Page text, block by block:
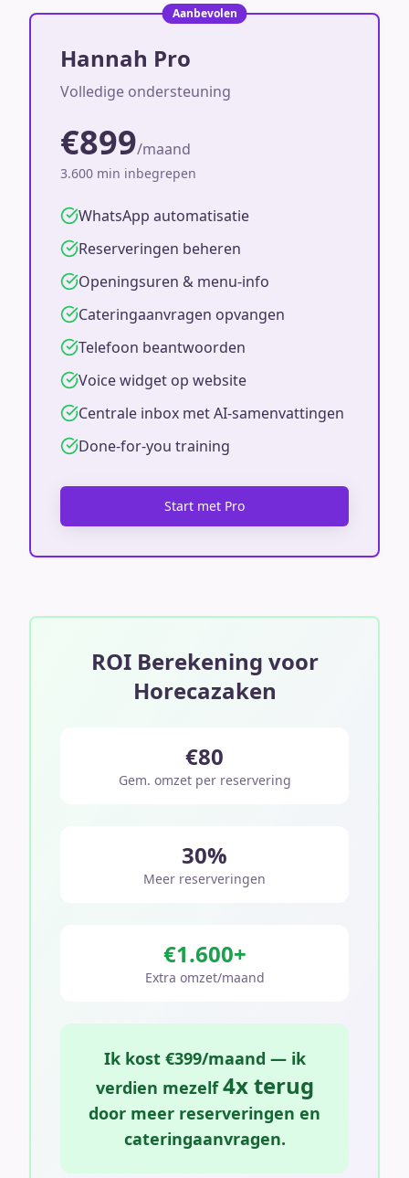
Aanbevolen
Hannah Pro
Volledige ondersteuning
€899/maand
3.600 min inbegrepen
WhatsApp automatisatie
Reserveringen beheren
Openingsuren & menu-info
Cateringaanvragen opvangen
Telefoon beantwoorden
Voice widget op website
Centrale inbox met AI-samenvattingen
Done-for-you training
Start met Pro
ROI Berekening voor
Horecazaken
€80
Gem. omzet per reservering
30%
Meer reserveringen
€1.600+
Extra omzet/maand
Ik kost €399/maand — ik
verdien mezelf4x terug
door meer reserveringen en
cateringaanvragen.